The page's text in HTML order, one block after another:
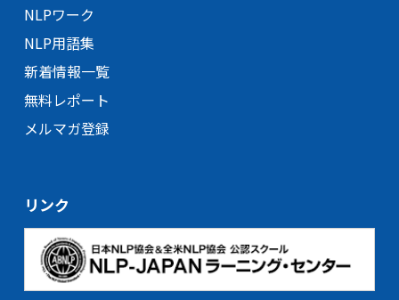
NLPワーク
NLP用語集
新着情報一覧
無料レポート
メルマガ登録
リンク